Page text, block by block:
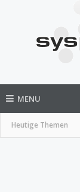
MENU
Heutige Themen